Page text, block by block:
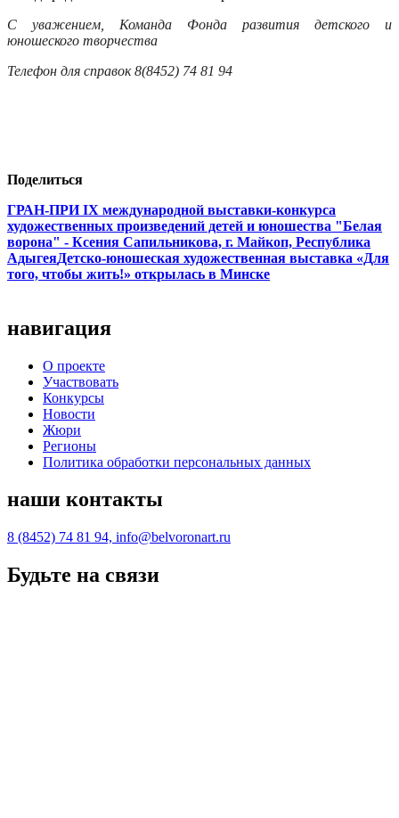
С уважением, Команда Фонда развития детского и
юношеского творчества
Телефон для справок 8(8452) 74 81 94
Поделиться
ГРАН-ПРИ IX международной выставки-конкурса
художественных произведений детей и юношества "Белая
ворона" - Ксения Сапильникова, г. Майкоп, Республика
АдыгеяДетско-юношеская художественная выставка «Для
того, чтобы жить!» открылась в Минске
навигация
О проекте
Участвовать
Конкурсы
Новости
Жюри
Регионы
Политика обработки персональных данных
наши контакты
8 (8452) 74 81 94, info@belvoronart.ru
Будьте на связи